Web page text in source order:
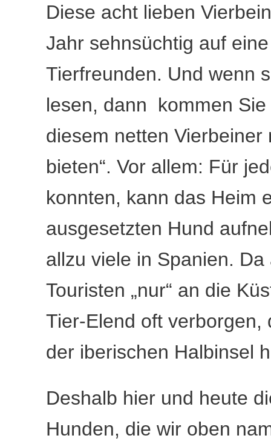
Diese acht lieben
Jahr sehnsüchtig auf
Tierfreunden. Und wenn
lesen, dann kommen
diesem netten
bieten“. Vor allem: Für
konnten, kann das Heim
ausgesetzten Hund
allzu viele in Spanien.
Touristen „nur“ an die
Tier-Elend oft verborgen,
der iberischen Halbinsel
Deshalb hier und heute
Hunden, die wir oben